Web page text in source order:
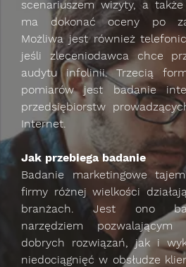
scenariuszem wizyty, a
ma dokonać oceny po
Możliwa jest również
jeśli zleceniodawca chce
audytu infolinii. Trzecią
pomiarów jest badanie
przedsiębiorstw
Internet.
Jak przebiega badanie
Badanie marketingowe
firmy różnej wielkości
branżach. Jest ono
narzędziem pozwalającym
dobrych rozwiązań, jak i
niedociągnięć w obsłudze